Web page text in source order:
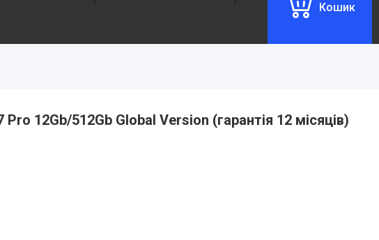
Кошик
12Gb/512Gb Global Version (гарантія 12 місяців)